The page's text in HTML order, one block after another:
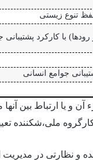
تنوع زیستی
رودها) با کارکرد پشتیبانی
جوامع انسانی
و یا ارتباط بین
ملی،شکننده
و نظارتی در